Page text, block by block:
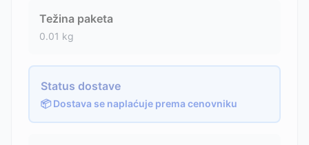
Težina paketa
0.01 kg
Status dostave
📦 Dostava se naplaćuje prema cenovniku